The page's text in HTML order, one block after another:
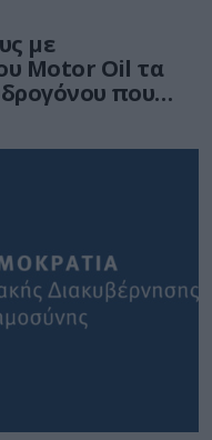
με
Motor Oil τα
που